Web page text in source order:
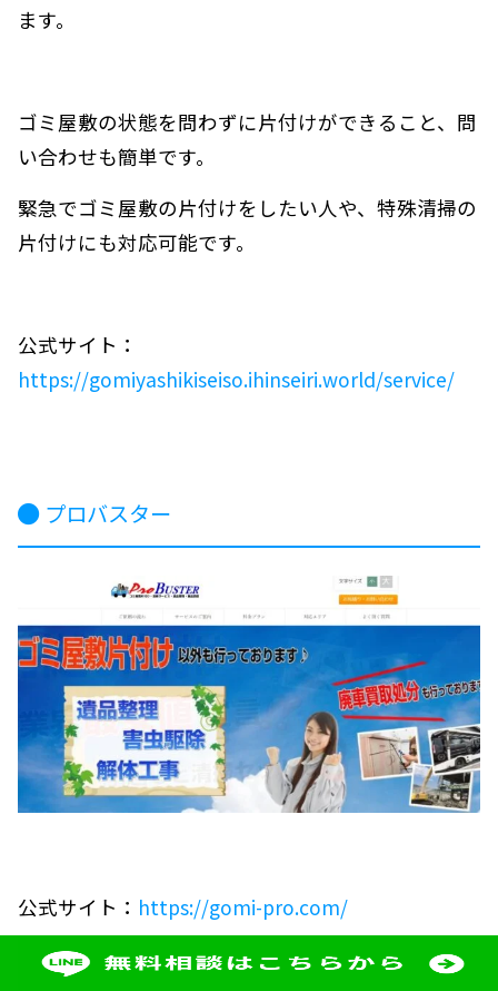
ます。
ゴミ屋敷の状態を問わずに片付けができること、問
い合わせも簡単です。
緊急でゴミ屋敷の片付けをしたい人や、特殊清掃の
片付けにも対応可能です。
公式サイト：
https://gomiyashikiseiso.ihinseiri.world/service/
プロバスター
公式サイト： https://gomi-pro.com/